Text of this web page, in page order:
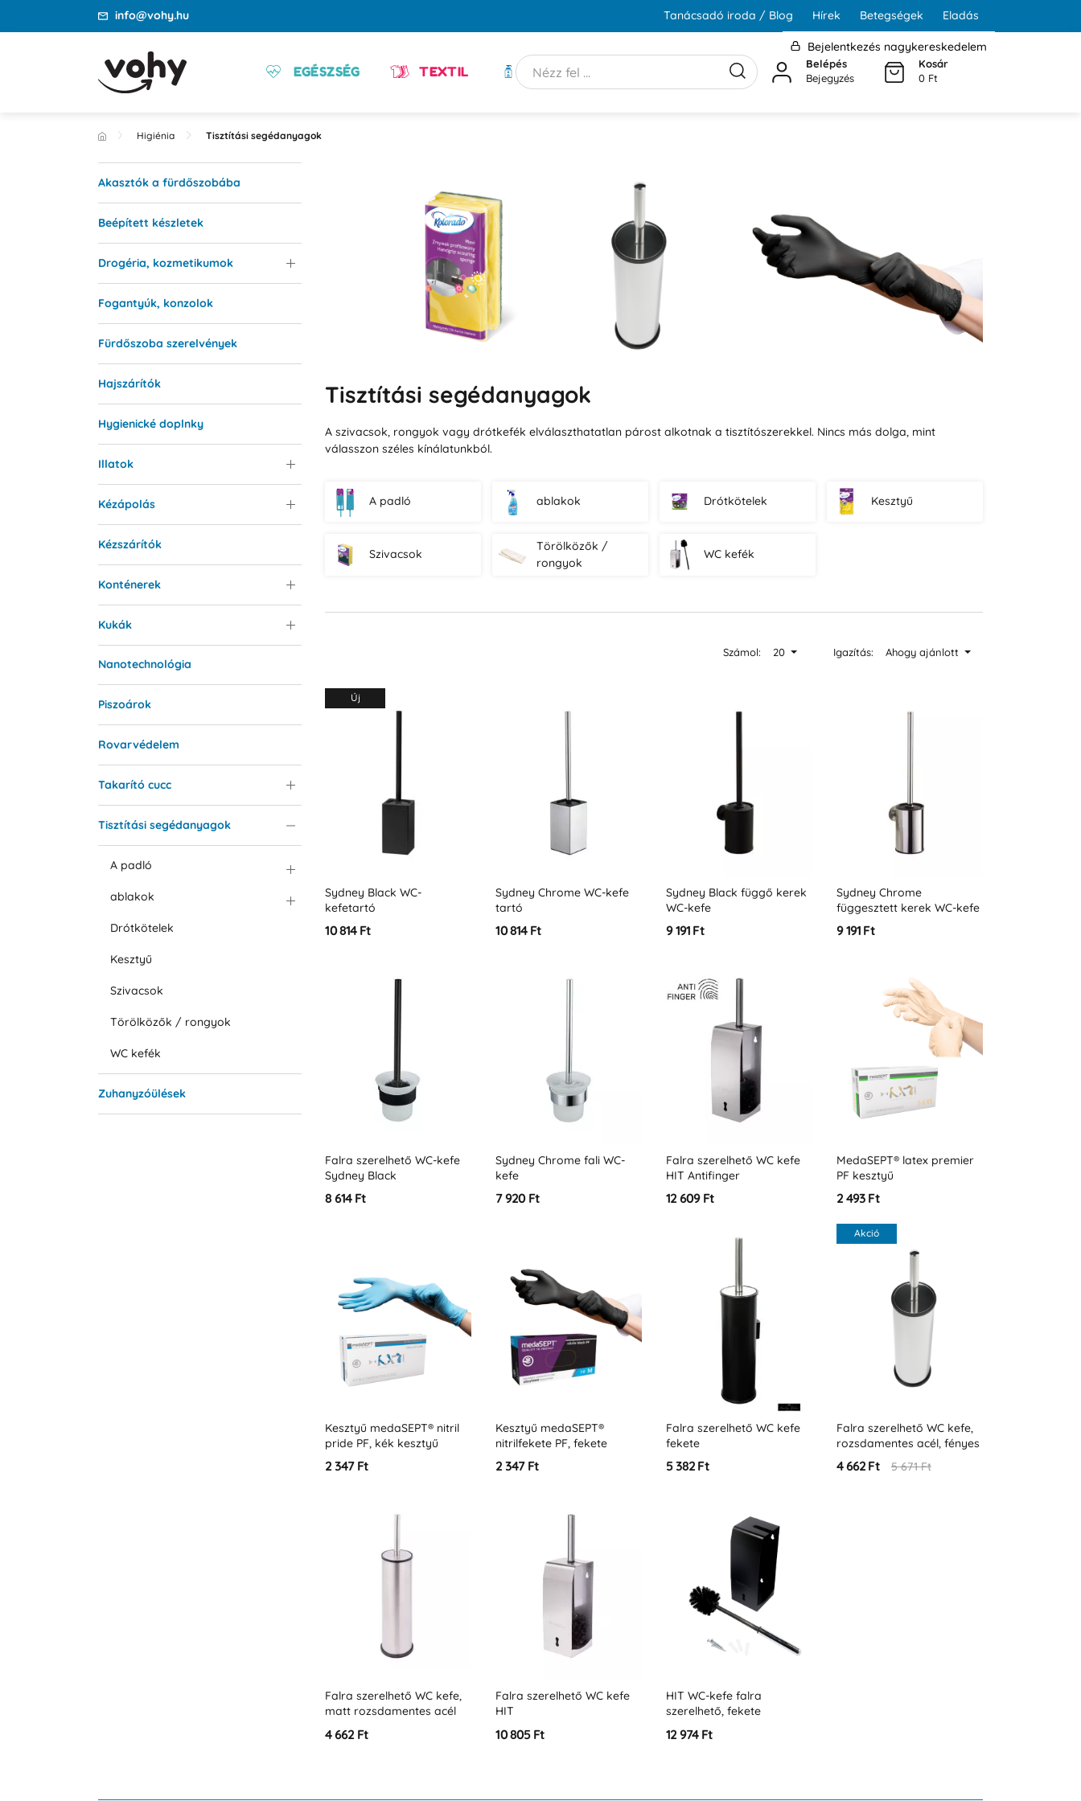
info@vohy.hu Tanácsadó iroda / Blog Hírek Betegségek Eladás
Bejelentkezés nagykereskedelem
EGÉSZSÉG TEXTIL HIGIÉNIA
Belépés
Bejegyzés
Kosár
0 Ft
Higiénia Tisztítási segédanyagok
Tisztítási segédanyagok
A szivacsok, rongyok vagy drótkefék elválaszthatatlan párost alkotnak a tisztítószerekkel. Nincs más dolga, mint
válasszon széles kínálatunkból.
A padló ablakok Drótkötelek Kesztyű
Szivacsok
Törölközők /
rongyok
WC kefék
Számol: 20 Igazítás: Ahogy ajánlott
Új
Sydney Black WC-
kefetartó
10 814 Ft
Sydney Chrome WC-kefe
tartó
10 814 Ft
Sydney Black függő kerek
WC-kefe
9 191 Ft
Sydney Chrome
függesztett kerek WC-kefe
9 191 Ft
Falra szerelhető WC-kefe
Sydney Black
8 614 Ft
Sydney Chrome fali WC-
kefe
7 920 Ft
Falra szerelhető WC kefe
HIT Antifinger
12 609 Ft
MedaSEPT® latex premier
PF kesztyű
2 493 Ft
Kesztyű medaSEPT® nitril
pride PF, kék kesztyű
2 347 Ft
Kesztyű medaSEPT®
nitrilfekete PF, fekete
kesztyű
2 347 Ft
Falra szerelhető WC kefe
fekete
5 382 Ft
Akció
Falra szerelhető WC kefe,
rozsdamentes acél, fényes
4 662 Ft 5 671 Ft
Falra szerelhető WC kefe,
matt rozsdamentes acél
4 662 Ft
Falra szerelhető WC kefe
HIT
10 805 Ft
HIT WC-kefe falra
szerelhető, fekete
12 974 Ft
Akasztók a fürdőszobába
Beépített készletek
Drogéria, kozmetikumok
Fogantyúk, konzolok
Fürdőszoba szerelvények
Hajszárítók
Hygienické doplnky
Illatok
Kézápolás
Kézszárítók
Konténerek
Kukák
Nanotechnológia
Piszoárok
Rovarvédelem
Takarító cucc
Tisztítási segédanyagok
A padló
ablakok
Drótkötelek
Kesztyű
Szivacsok
Törölközők / rongyok
WC kefék
Zuhanyzóülések